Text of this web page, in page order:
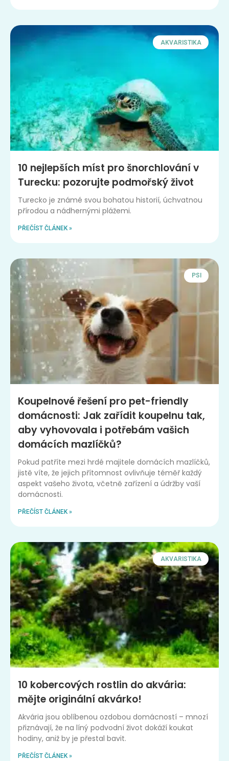
AKVARISTIKA
10 nejlepších míst pro šnorchlování v
Turecku: pozorujte podmořský život
Turecko je známé svou bohatou historií, úchvatnou
přírodou a nádhernými plážemi.
PŘEČÍST ČLÁNEK »
PSI
Koupelnové řešení pro pet-friendly
domácnosti: Jak zařídit koupelnu tak,
aby vyhovovala i potřebám vašich
domácích mazlíčků?
Pokud patříte mezi hrdé majitele domácích mazlíčků,
jistě víte, že jejich přítomnost ovlivňuje téměř každý
aspekt vašeho života, včetně zařízení a údržby vaší
domácnosti.
PŘEČÍST ČLÁNEK »
AKVARISTIKA
10 kobercových rostlin do akvária:
mějte originální akvárko!
Akvária jsou oblíbenou ozdobou domácností – mnozí
přiznávají, že na líný podvodní život dokáží koukat
hodiny, aniž by je přestal bavit.
PŘEČÍST ČLÁNEK »